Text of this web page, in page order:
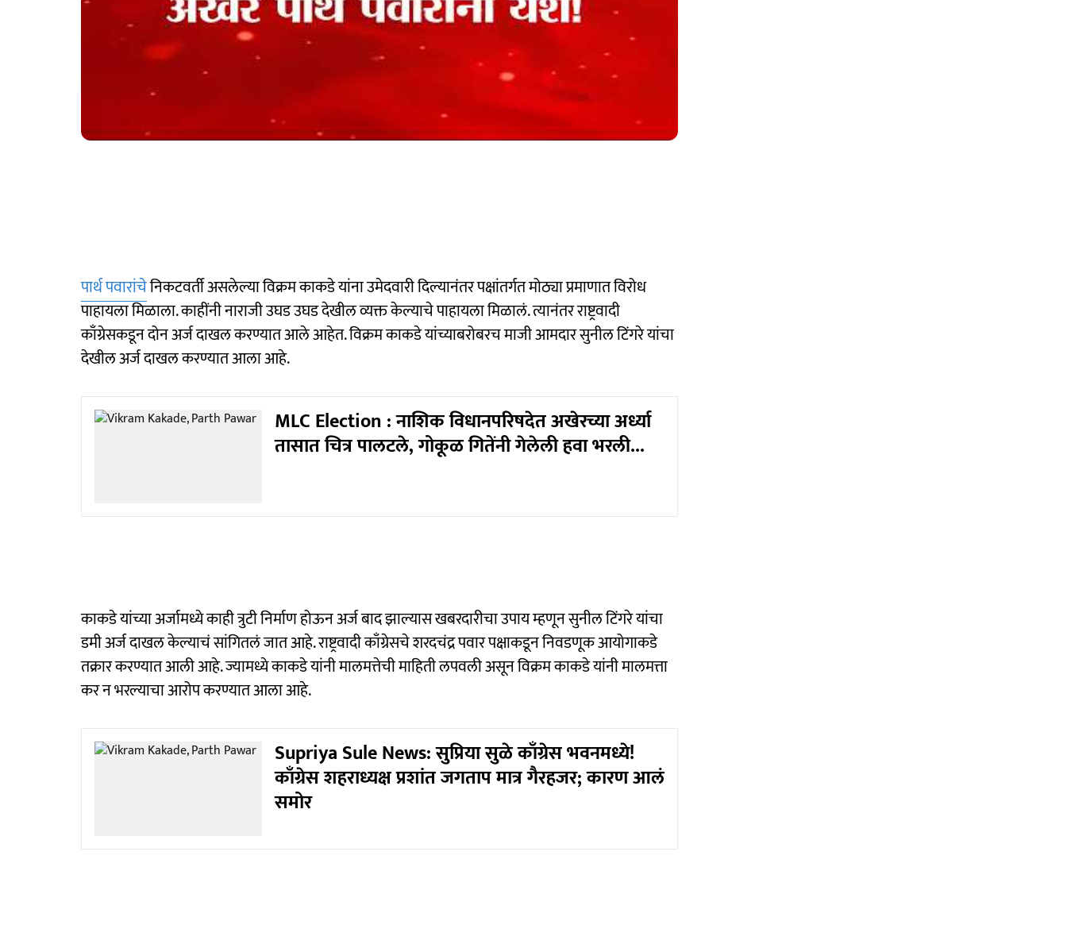
पार्थ पवारांचेनिकटवर्ती असलेल्या विक्रम काकडे यांना उमेदवारी दिल्यानंतर पक्षांतर्गत मोठ्या प्रमाणात विरोध
पाहायला मिळाला. काहींनी नाराजी उघड उघड देखील व्यक्त केल्याचे पाहायला मिळालं. त्यानंतर राष्ट्रवादी
काँग्रेसकडून दोन अर्ज दाखल करण्यात आले आहेत. विक्रम काकडे यांच्याबरोबरच माजी आमदार सुनील टिंगरे यांचा
देखील अर्ज दाखल करण्यात आला आहे.
MLC Election : नाशिक विधानपरिषदेत अखेरच्या अर्ध्या
तासात चित्र पालटले, गोकूळ गितेंनी गेलेली हवा भरली...
काकडे यांच्या अर्जामध्ये काही त्रुटी निर्माण होऊन अर्ज बाद झाल्यास खबरदारीचा उपाय म्हणून सुनील टिंगरे यांचा
डमी अर्ज दाखल केल्याचं सांगितलं जात आहे. राष्ट्रवादी काँग्रेसचे शरदचंद्र पवार पक्षाकडून निवडणूक आयोगाकडे
तक्रार करण्यात आली आहे. ज्यामध्ये काकडे यांनी मालमत्तेची माहिती लपवली असून विक्रम काकडे यांनी मालमत्ता
कर न भरल्याचा आरोप करण्यात आला आहे.
Supriya Sule News: सुप्रिया सुळे काँग्रेस भवनमध्ये!
काँग्रेस शहराध्यक्ष प्रशांत जगताप मात्र गैरहजर; कारण आलं
समोर